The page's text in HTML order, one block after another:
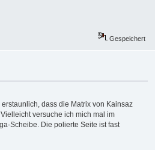
Gespeichert
dass die Matrix von Kainsaz
versuche ich mich mal im
Scheibe. Die polierte Seite ist fast